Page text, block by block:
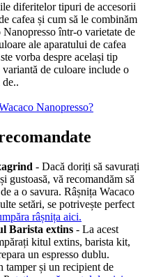
diferitelor tipuri de accesorii
cafea și cum să le combinăm
într-o varietate de
ale aparatului de cafea
vorba despre același tip
de culoare include o
- Dacă doriți să savurați
gustoasă, vă recomandăm să
a o savura. Râșnița Wacaco
setări, se potrivește perfect
râșnița aici.
Barista extins - La acest
kitul extins, barista kit,
un espresso dublu.
tamper și un recipient de